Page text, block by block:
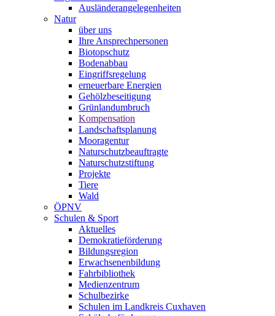
Ausländerangelegenheiten
Natur
über uns
Ihre Ansprechpersonen
Biotopschutz
Bodenabbau
Eingriffsregelung
erneuerbare Energien
Gehölzbeseitigung
Grünlandumbruch
Kompensation
Landschaftsplanung
Mooragentur
Naturschutzbeauftragte
Naturschutzstiftung
Projekte
Tiere
Wald
ÖPNV
Schulen & Sport
Aktuelles
Demokratieförderung
Bildungsregion
Erwachsenenbildung
Fahrbibliothek
Medienzentrum
Schulbezirke
Schulen im Landkreis Cuxhaven